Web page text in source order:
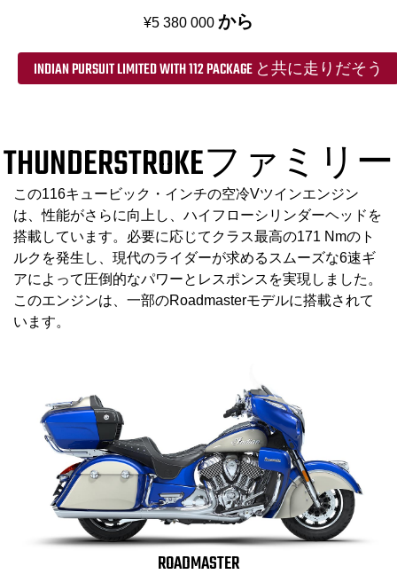
¥5 380 000 から
INDIAN PURSUIT LIMITED WITH 112 PACKAGE と共に走りだそう
THUNDERSTROKEファミリー
この116キュービック・インチの空冷Vツインエンジン
は、性能がさらに向上し、ハイフローシリンダーヘッドを
搭載しています。必要に応じてクラス最高の171 Nmのト
ルクを発生し、現代のライダーが求めるスムーズな6速ギ
アによって圧倒的なパワーとレスポンスを実現しました。
このエンジンは、一部のRoadmasterモデルに搭載されて
います。
ROADMASTER